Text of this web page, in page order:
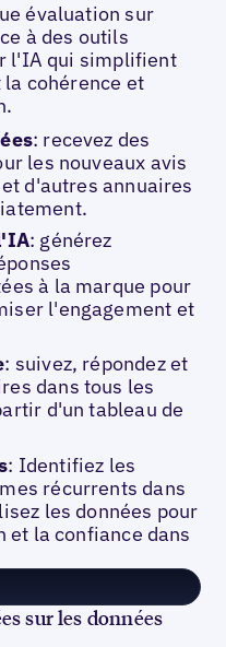
évaluation sur
à des outils
l'IA qui simplifient
cohérence et
: recevez des
les nouveaux avis
d'autres annuaires
: générez
à la marque pour
l'engagement et
: suivez, répondez et
dans tous les
d'un tableau de
: Identifiez les
récurrents dans
les données pour
la confiance dans
sur les données